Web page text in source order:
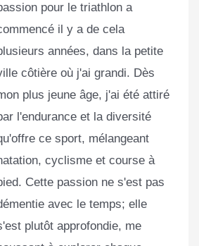
pour le triathlon a
il y a de cela
années, dans la petite
côtière où j'ai grandi. Dès
plus jeune âge, j'ai été attiré
l'endurance et la diversité
ce sport, mélangeant
cyclisme et course à
Cette passion ne s'est pas
avec le temps; elle
plutôt approfondie, me